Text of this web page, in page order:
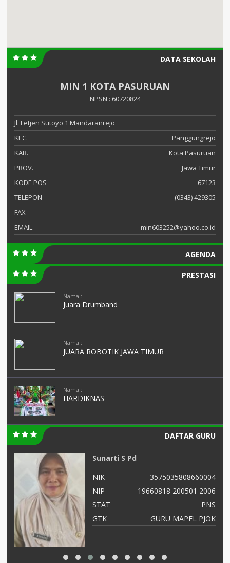
DATA SEKOLAH
MIN 1 KOTA PASURUAN
NPSN : 60720824
Jl. Letjen Sutoyo 1 Mandaranrejo
KEC.
Panggungrejo
KAB.
Kota Pasuruan
PROV.
Jawa Timur
KODE POS
67123
TELEPON
(0343) 429305
FAX
-
EMAIL
min603252@yahoo.co.id
AGENDA
PRESTASI
Nama :
Juara Drumband
Nama :
JUARA ROBOTIK JAWA TIMUR
Nama :
HARDIKNAS
DAFTAR GURU
IMAM MASHUDI
NIK
364768799
NIP
47688686556
STAT
PNS
GTK
Guru Kelas